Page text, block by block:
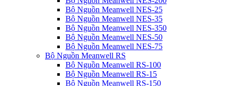
Bộ Nguồn Meanwell NES-25
Bộ Nguồn Meanwell NES-35
Bộ Nguồn Meanwell NES-350
Bộ Nguồn Meanwell NES-50
Bộ Nguồn Meanwell NES-75
Bộ Nguồn Meanwell RS
Bộ Nguồn Meanwell RS-100
Bộ Nguồn Meanwell RS-15
Bộ Nguồn Meanwell RS-150